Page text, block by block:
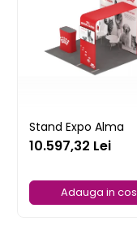
Stand Expo Alma
10.597,32 Lei
Adauga in cos